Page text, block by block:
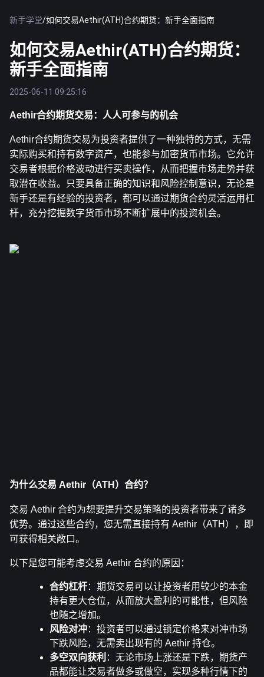
新手学堂/如何交易Aethir(ATH)合约期货：新手全面指南
如何交易Aethir(ATH)合约期货：
新手全面指南
2025-06-11 09:25:16
Aethir合约期货交易：人人可参与的机会
Aethir合约期货交易为投资者提供了一种独特的方式，无需
实际购买和持有数字资产，也能参与加密货币市场。它允许
交易者根据价格波动进行买卖操作，从而把握市场走势并获
取潜在收益。只要具备正确的知识和风险控制意识，无论是
新手还是有经验的投资者，都可以通过期货合约灵活运用杠
杆，充分挖掘数字货币市场不断扩展中的投资机会。
为什么交易 Aethir（ATH）合约？
交易 Aethir 合约为想要提升交易策略的投资者带来了诸多
优势。通过这些合约，您无需直接持有 Aethir（ATH），即
可获得相关敞口。
以下是您可能考虑交易 Aethir 合约的原因：
合约杠杆：期货交易可以让投资者用较少的本金
持有更大仓位，从而放大盈利的可能性，但风险
也随之增加。
风险对冲：投资者可以通过锁定价格来对冲市场
下跌风险，无需卖出现有的 Aethir 持仓。
多空双向获利 ：无论市场上涨还是下跌，期货产
品都能让交易者做多或做空，实现多种行情下的